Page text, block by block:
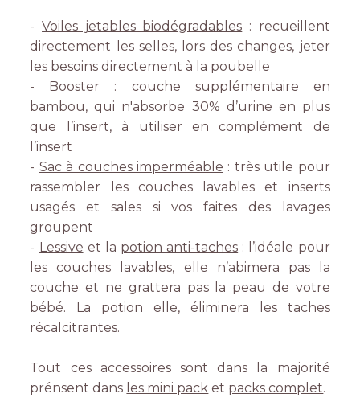
-Voiles jetables biodégradables : recueillent
directement les selles, lors des changes, jeter
les besoins directement à la poubelle
- Booster : couche supplémentaire en
bambou, qui n'absorbe 30% d’urine en plus
que l’insert, à utiliser en complément de
l’insert
- Sac à couches imperméable : très utile pour
rassembler les couches lavables et inserts
usagés et sales si vos faites des lavages
groupent
- Lessive et la potion anti-taches : l’idéale pour
les couches lavables, elle n’abimera pas la
couche et ne grattera pas la peau de votre
bébé. La potion elle, éliminera les taches
récalcitrantes.
Tout ces accessoires sont dans la majorité
prénsent dans les mini pack et packs complet.